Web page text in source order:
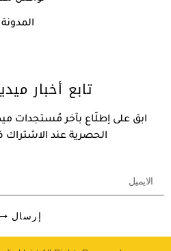
المدونة
تابع أخبار
ابق على إطلّاع بآخر مُستجدات
الحصرية عند الاشتراك
إرسال ⟶